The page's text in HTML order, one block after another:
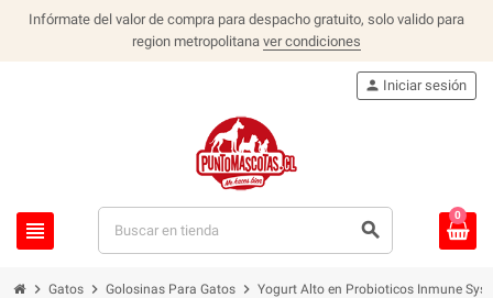
Infórmate del valor de compra para despacho gratuito, solo valido para
region metropolitana ver condiciones
view_headline search
person Iniciar sesión
0
chevron_right Gatos chevron_right Golosinas Para Gatos chevron_right Yogurt Alto en Probioticos Inmune